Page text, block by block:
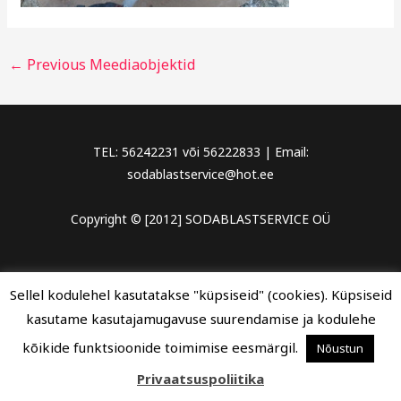
← Previous Meediaobjektid
TEL: 56242231 või 56222833 | Email:
sodablastservice@hot.ee
Copyright © [2012] SODABLASTSERVICE OÜ
Sellel kodulehel kasutatakse "küpsiseid" (cookies). Küpsiseid
kasutame kasutajamugavuse suurendamise ja kodulehe
kõikide funktsioonide toimimise eesmärgil.
Nõustun
Privaatsuspoliitika